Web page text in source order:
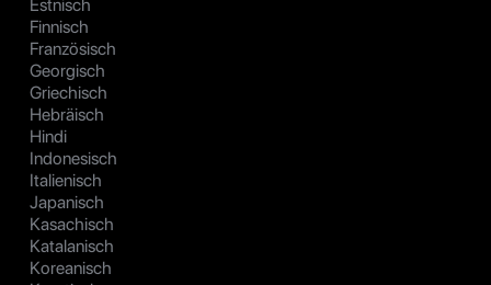
Estnisch
Finnisch
Französisch
Georgisch
Griechisch
Hebräisch
Hindi
Indonesisch
Italienisch
Japanisch
Kasachisch
Katalanisch
Koreanisch